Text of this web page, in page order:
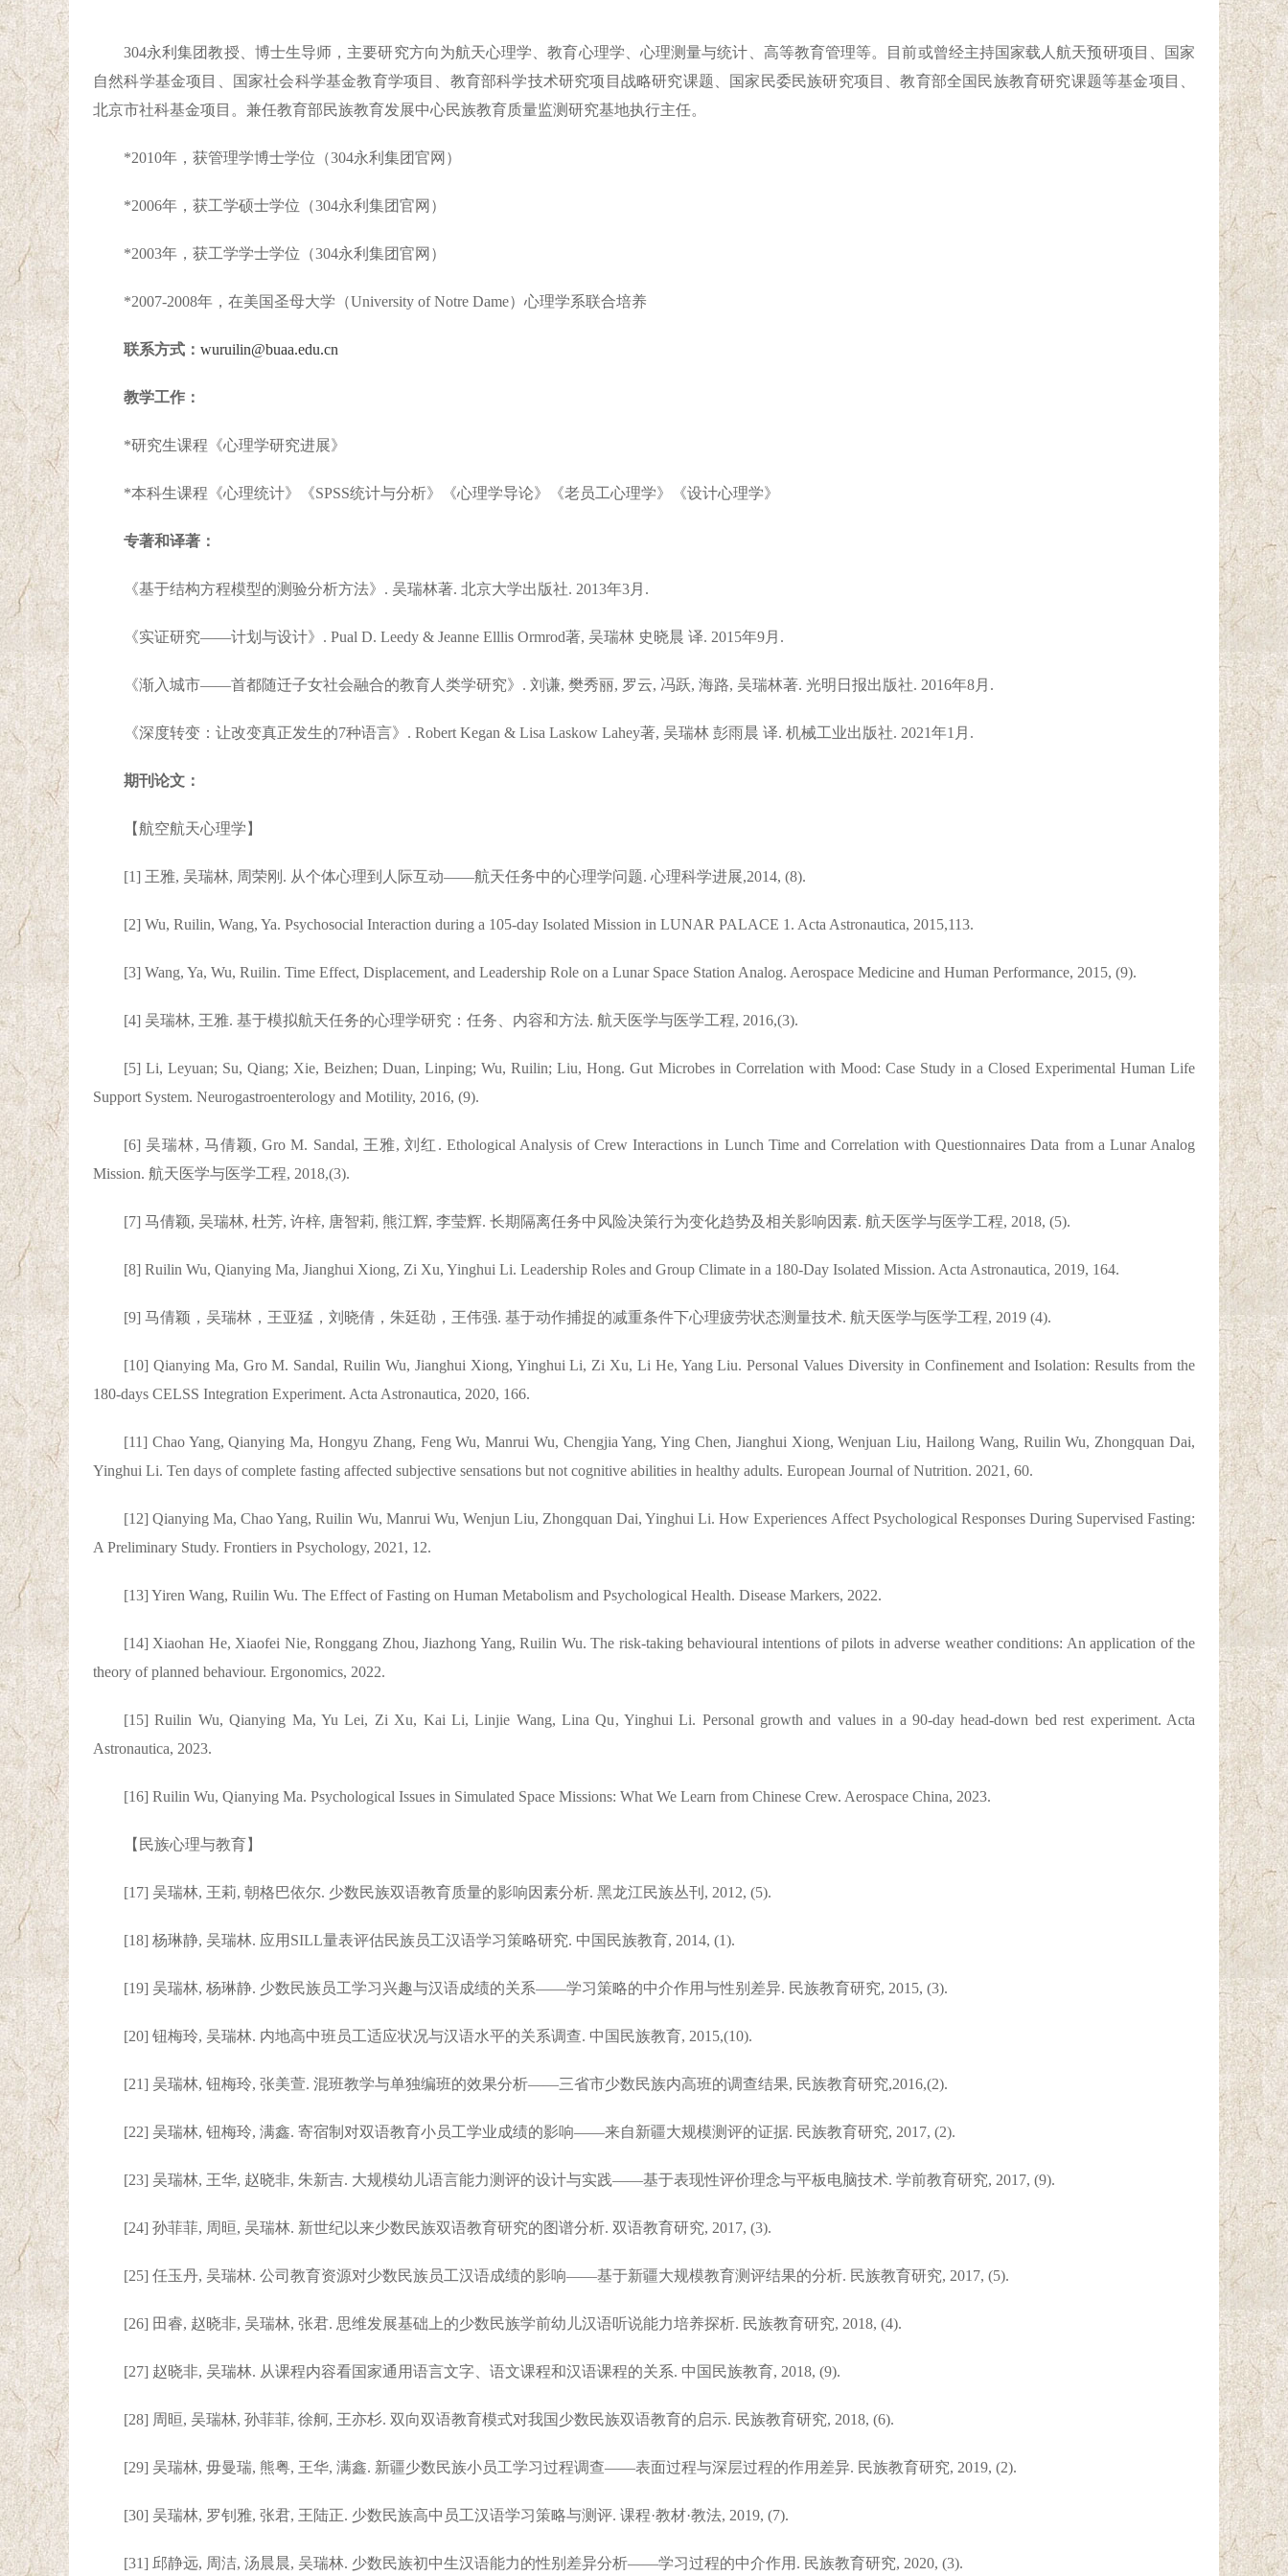
304永利集团教授、博士生导师，主要研究方向为航天心理学、教育心理学、心理测量与统计、高等教育管理等。目前或曾经主持国家载人航天预研项目、国家
自然科学基金项目、国家社会科学基金教育学项目、教育部科学技术研究项目战略研究课题、国家民委民族研究项目、教育部全国民族教育研究课题等基金项目、
北京市社科基金项目。兼任教育部民族教育发展中心民族教育质量监测研究基地执行主任。
*2010年，获管理学博士学位（304永利集团官网）
*2006年，获工学硕士学位（304永利集团官网）
*2003年，获工学学士学位（304永利集团官网）
*2007-2008年，在美国圣母大学（University of Notre Dame）心理学系联合培养
联系方式 ： wuruilin@buaa.edu.cn
教学工作：
*研究生课程《心理学研究进展》
*本科生课程《心理统计》《SPSS统计与分析》《心理学导论》《老员工心理学》《设计心理学》
专著和译著：
《基于结构方程模型的测验分析方法》. 吴瑞林著. 北京大学出版社. 2013年3月.
《实证研究——计划与设计》. Pual D. Leedy & Jeanne Elllis Ormrod著, 吴瑞林 史晓晨 译. 2015年9月.
《渐入城市——首都随迁子女社会融合的教育人类学研究》. 刘谦, 樊秀丽, 罗云, 冯跃, 海路, 吴瑞林著. 光明日报出版社. 2016年8月.
《深度转变：让改变真正发生的7种语言》. Robert Kegan & Lisa Laskow Lahey著, 吴瑞林 彭雨晨 译. 机械工业出版社. 2021年1月.
期刊论文：
【航空航天心理学】
[1] 王雅, 吴瑞林, 周荣刚. 从个体心理到人际互动——航天任务中的心理学问题. 心理科学进展,2014, (8).
[2] Wu, Ruilin, Wang, Ya. Psychosocial Interaction during a 105-day Isolated Mission in LUNAR PALACE 1. Acta Astronautica, 2015,113.
[3] Wang, Ya, Wu, Ruilin. Time Effect, Displacement, and Leadership Role on a Lunar Space Station Analog. Aerospace Medicine and Human Performance, 2015, (9).
[4] 吴瑞林, 王雅. 基于模拟航天任务的心理学研究：任务、内容和方法. 航天医学与医学工程, 2016,(3).
[5] Li, Leyuan; Su, Qiang; Xie, Beizhen; Duan, Linping; Wu, Ruilin; Liu, Hong. Gut Microbes in Correlation with Mood: Case Study in a Closed Experimental Human Life
Support System. Neurogastroenterology and Motility, 2016, (9).
[6] 吴瑞林, 马倩颖, Gro M. Sandal, 王雅, 刘红. Ethological Analysis of Crew Interactions in Lunch Time and Correlation with Questionnaires Data from a Lunar Analog
Mission. 航天医学与医学工程, 2018,(3).
[7] 马倩颖, 吴瑞林, 杜芳, 许梓, 唐智莉, 熊江辉, 李莹辉. 长期隔离任务中风险决策行为变化趋势及相关影响因素. 航天医学与医学工程, 2018, (5).
[8] Ruilin Wu, Qianying Ma, Jianghui Xiong, Zi Xu, Yinghui Li. Leadership Roles and Group Climate in a 180-Day Isolated Mission. Acta Astronautica, 2019, 164.
[9] 马倩颖，吴瑞林，王亚猛，刘晓倩，朱廷劭，王伟强. 基于动作捕捉的减重条件下心理疲劳状态测量技术. 航天医学与医学工程, 2019 (4).
[10] Qianying Ma, Gro M. Sandal, Ruilin Wu, Jianghui Xiong, Yinghui Li, Zi Xu, Li He, Yang Liu. Personal Values Diversity in Confinement and Isolation: Results from the
180-days CELSS Integration Experiment. Acta Astronautica, 2020, 166.
[11] Chao Yang, Qianying Ma, Hongyu Zhang, Feng Wu, Manrui Wu, Chengjia Yang, Ying Chen, Jianghui Xiong, Wenjuan Liu, Hailong Wang, Ruilin Wu, Zhongquan Dai,
Yinghui Li. Ten days of complete fasting affected subjective sensations but not cognitive abilities in healthy adults. European Journal of Nutrition. 2021, 60.
[12] Qianying Ma, Chao Yang, Ruilin Wu, Manrui Wu, Wenjun Liu, Zhongquan Dai, Yinghui Li. How Experiences Affect Psychological Responses During Supervised Fasting:
A Preliminary Study. Frontiers in Psychology, 2021, 12.
[13] Yiren Wang, Ruilin Wu. The Effect of Fasting on Human Metabolism and Psychological Health. Disease Markers, 2022.
[14] Xiaohan He, Xiaofei Nie, Ronggang Zhou, Jiazhong Yang, Ruilin Wu. The risk-taking behavioural intentions of pilots in adverse weather conditions: An application of the
theory of planned behaviour. Ergonomics, 2022.
[15] Ruilin Wu, Qianying Ma, Yu Lei, Zi Xu, Kai Li, Linjie Wang, Lina Qu, Yinghui Li. Personal growth and values in a 90-day head-down bed rest experiment. Acta
Astronautica, 2023.
[16] Ruilin Wu, Qianying Ma. Psychological Issues in Simulated Space Missions: What We Learn from Chinese Crew. Aerospace China, 2023.
【民族心理与教育】
[17] 吴瑞林, 王莉, 朝格巴依尔. 少数民族双语教育质量的影响因素分析. 黑龙江民族丛刊, 2012, (5).
[18] 杨琳静, 吴瑞林. 应用SILL量表评估民族员工汉语学习策略研究. 中国民族教育, 2014, (1).
[19] 吴瑞林, 杨琳静. 少数民族员工学习兴趣与汉语成绩的关系——学习策略的中介作用与性别差异. 民族教育研究, 2015, (3).
[20] 钮梅玲, 吴瑞林. 内地高中班员工适应状况与汉语水平的关系调查. 中国民族教育, 2015,(10).
[21] 吴瑞林, 钮梅玲, 张美萱. 混班教学与单独编班的效果分析——三省市少数民族内高班的调查结果, 民族教育研究,2016,(2).
[22] 吴瑞林, 钮梅玲, 满鑫. 寄宿制对双语教育小员工学业成绩的影响——来自新疆大规模测评的证据. 民族教育研究, 2017, (2).
[23] 吴瑞林, 王华, 赵晓非, 朱新吉. 大规模幼儿语言能力测评的设计与实践——基于表现性评价理念与平板电脑技术. 学前教育研究, 2017, (9).
[24] 孙菲菲, 周晅, 吴瑞林. 新世纪以来少数民族双语教育研究的图谱分析. 双语教育研究, 2017, (3).
[25] 任玉丹, 吴瑞林. 公司教育资源对少数民族员工汉语成绩的影响——基于新疆大规模教育测评结果的分析. 民族教育研究, 2017, (5).
[26] 田睿, 赵晓非, 吴瑞林, 张君. 思维发展基础上的少数民族学前幼儿汉语听说能力培养探析. 民族教育研究, 2018, (4).
[27] 赵晓非, 吴瑞林. 从课程内容看国家通用语言文字、语文课程和汉语课程的关系. 中国民族教育, 2018, (9).
[28] 周晅, 吴瑞林, 孙菲菲, 徐舸, 王亦杉. 双向双语教育模式对我国少数民族双语教育的启示. 民族教育研究, 2018, (6).
[29] 吴瑞林, 毋曼瑞, 熊粤, 王华, 满鑫. 新疆少数民族小员工学习过程调查——表面过程与深层过程的作用差异. 民族教育研究, 2019, (2).
[30] 吴瑞林, 罗钊雅, 张君, 王陆正. 少数民族高中员工汉语学习策略与测评. 课程·教材·教法, 2019, (7).
[31] 邱静远, 周洁, 汤晨晨, 吴瑞林. 少数民族初中生汉语能力的性别差异分析——学习过程的中介作用. 民族教育研究, 2020, (3).